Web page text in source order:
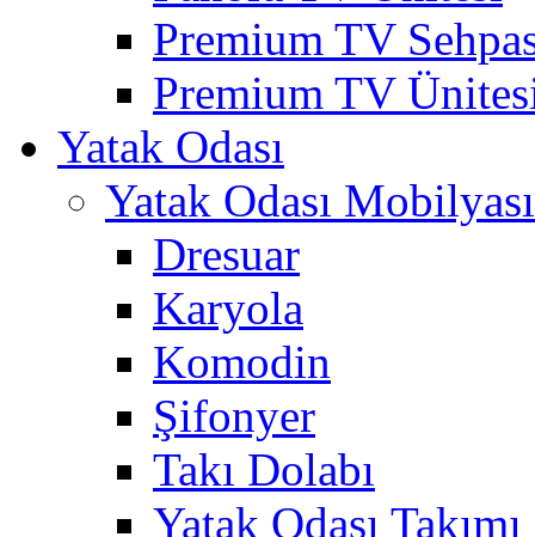
Premium TV
Premium TV
Yatak Odası
Yatak Odası Mobilyası
Dresuar
Karyola
Komodin
Şifonyer
Takı Dolabı
Yatak Odası Takımı